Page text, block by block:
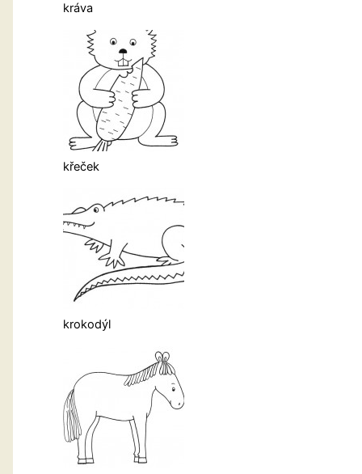
kráva
křeček
krokodýl